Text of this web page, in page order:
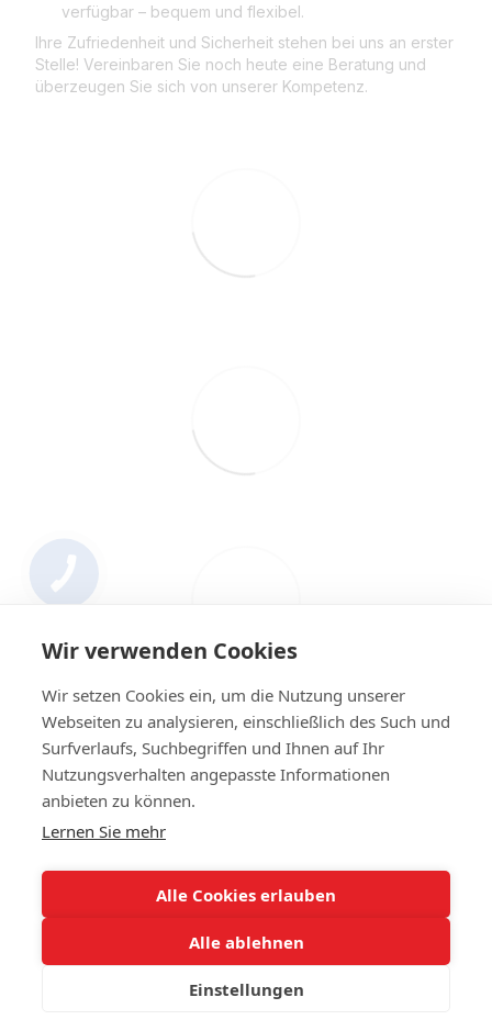
verfügbar – bequem und flexibel.
Ihre Zufriedenheit und Sicherheit stehen bei uns an erster
Stelle! Vereinbaren Sie noch heute eine Beratung und
überzeugen Sie sich von unserer Kompetenz.
+4314420014
© 2023 IHR Autoglas. Ihr Experte für Autoglas
Wir verwenden Cookies
Wir setzen Cookies ein, um die Nutzung unserer
Webseiten zu analysieren, einschließlich des Such und
Surfverlaufs, Suchbegriffen und Ihnen auf Ihr
Nutzungsverhalten angepasste Informationen
anbieten zu können.
Lernen Sie mehr
Alle Cookies erlauben
Alle ablehnen
Einstellungen